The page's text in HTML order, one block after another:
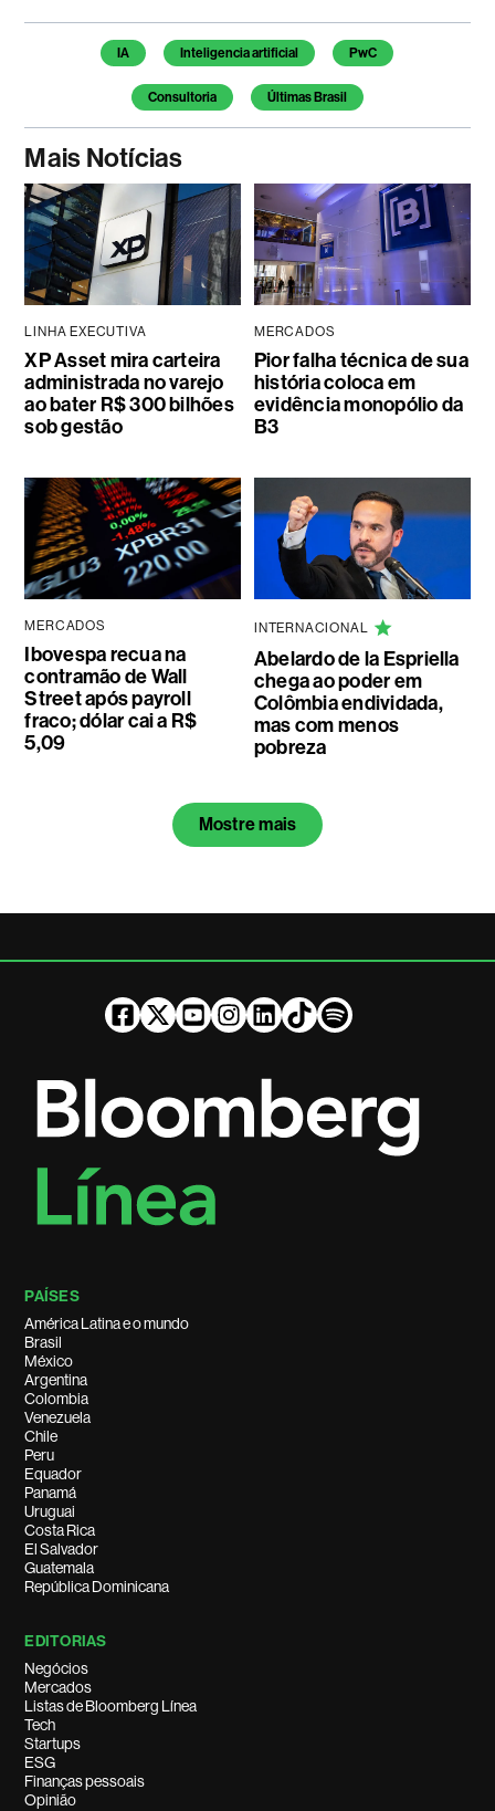
Temas deste artigo
IA Inteligencia artificial PwC
Consultoria Últimas Brasil
Mais Notícias
LINHA EXECUTIVA
XP Asset mira carteira
administrada no varejo
ao bater R$ 300 bilhões
sob gestão
MERCADOS
Pior falha técnica de sua
história coloca em
evidência monopólio da
B3
MERCADOS
Ibovespa recua na
contramão de Wall
Street após payroll
fraco; dólar cai a R$
5,09
INTERNACIONAL
Abelardo de la Espriella
chega ao poder em
Colômbia endividada,
mas com menos
pobreza
Mostre mais
PAÍSES
América Latina e o mundo
Brasil
México
Argentina
Colombia
Venezuela
Chile
Peru
Equador
Panamá
Uruguai
Costa Rica
El Salvador
Guatemala
República Dominicana
EDITORIAS
Negócios
Mercados
Listas de Bloomberg Línea
Tech
Startups
ESG
Finanças pessoais
Opinião